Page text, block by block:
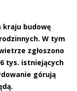
kraju budowę
W tym
zgłoszono
tys. istniejących
górują